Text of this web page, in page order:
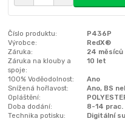
Číslo produktu:
P436P
Výrobce:
RedX®
Záruka:
24 měsíců
Záruka na klouby a
spoje:
10 let
100% Voděodolnost:
Ano
Snížená hořlavost:
Ano, BS
Opláštění:
Doba dodání:
8-14 prac.
Technika potisku:
Digitální